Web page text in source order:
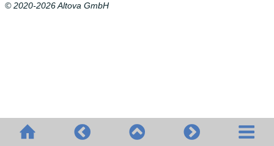
© 2020-2026 Altova GmbH